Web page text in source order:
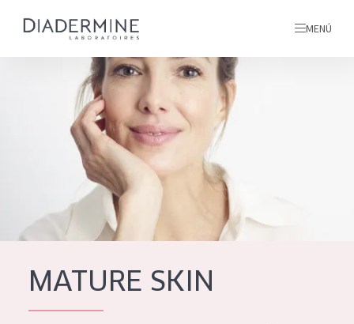
TODOS NUESTROS
PRODUCTOS
todos nuestros productos
MENÚ
INGREDIENTES
MÁS SOBRE NOSOTROS
INSPIRACIÓN
contacto
MATURE SKIN